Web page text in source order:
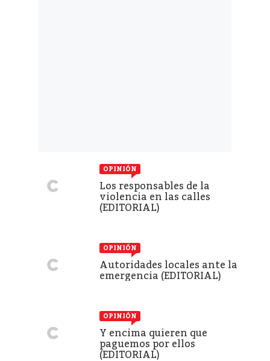
OPINIÓN
Los responsables de la
violencia en las calles
(EDITORIAL)
OPINIÓN
Autoridades locales ante la
emergencia (EDITORIAL)
OPINIÓN
Y encima quieren que
paguemos por ellos
(EDITORIAL)